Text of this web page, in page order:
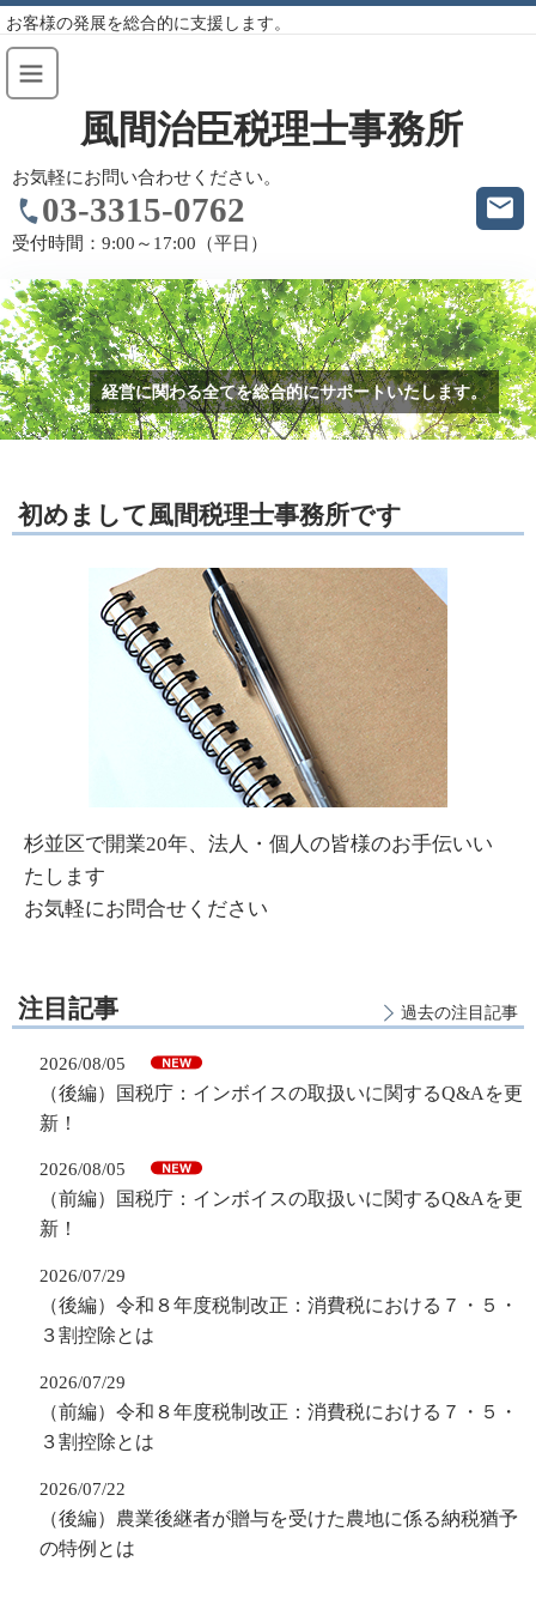
お客様の発展を総合的に支援します。
風間治臣税理士事務所
お気軽にお問い合わせください。
03-3315-0762
受付時間： 9:00～17:00（平日）
経営に関わる全てを総合的にサポートいたします。
初めまして風間税理士事務所です
杉並区で開業20年、法人・個人の皆様のお手伝いい
たします
お気軽にお問合せください
注目記事 過去の注目記事
2026/08/05
（後編）国税庁：インボイスの取扱いに関するQ&Aを更
新！
2026/08/05
（前編）国税庁：インボイスの取扱いに関するQ&Aを更
新！
2026/07/29
（後編）令和８年度税制改正：消費税における７・５・
３割控除とは
2026/07/29
（前編）令和８年度税制改正：消費税における７・５・
３割控除とは
2026/07/22
（後編）農業後継者が贈与を受けた農地に係る納税猶予
の特例とは